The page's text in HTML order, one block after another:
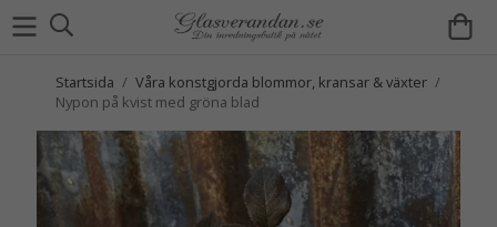
Startsida / Våra konstgjorda blommor, kransar & växter /
Nypon på kvist med gröna blad